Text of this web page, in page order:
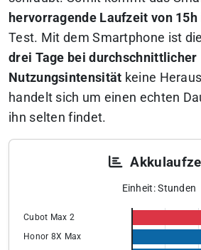
hervorragende Laufzeit von 15h
Test. Mit dem Smartphone ist die
drei Tage bei durchschnittlicher
Nutzungsintensität keine
handelt sich um einen echten
ihn selten findet.
Einheit: Stunden
Cubot Max 2
Honor 8X Max